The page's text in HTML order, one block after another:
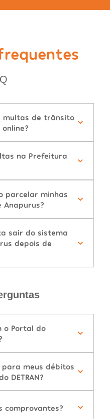
multas de trânsito
na Prefeitura
parcelar minhas
sair do sistema
depois de
o Portal do
meus débitos
DETRAN?
comprovantes?